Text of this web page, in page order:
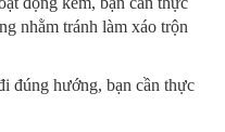
nhằm tránh làm xáo trộn
đúng hướng, bạn cần thực